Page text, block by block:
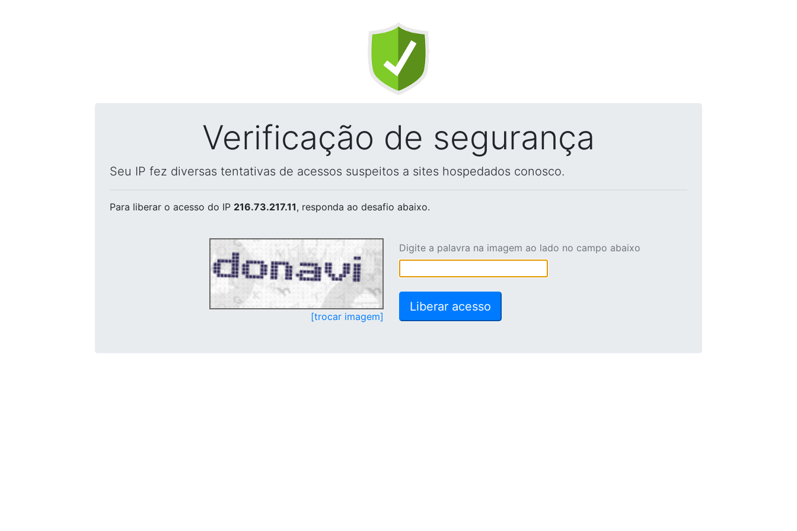
Verificação de segurança
Seu IP fez diversas tentativas de acessos suspeitos a sites hospedados conosco.
Para liberar o acesso do IP 216.73.217.11, responda ao desafio abaixo.
[trocar imagem]
Digite a palavra na imagem ao lado no campo abaixo